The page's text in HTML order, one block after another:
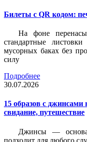
Билеты c QR кодом:
На фоне
стандартные
мусорных баках без
силу
Подробнее
30.07.2026
15 образов с
свидание, путешествие
Джинсы — основа
подходит для любого